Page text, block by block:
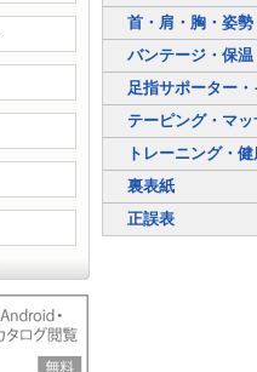
首・肩・胸・姿
バンテージ・保
足指サポーター
テーピング・マ
トレーニング・
裏表紙
正誤表